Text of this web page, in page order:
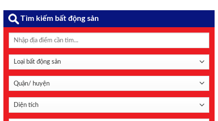
Tìm kiếm bất động sản